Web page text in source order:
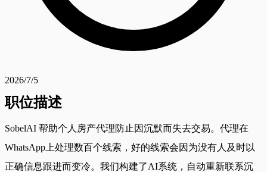
2026/7/5
职位描述
SobelAI 帮助个人房产代理防止因沉默而失去交易。代理在
WhatsApp上处理数百个线索，好的线索会因为没有人及时以
正确信息跟进而变冷。我们构建了AI系统，自动重新联系沉